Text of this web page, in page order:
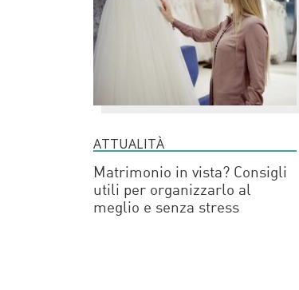
ATTUALITÀ
Matrimonio in vista? Consigli
utili per organizzarlo al
meglio e senza stress